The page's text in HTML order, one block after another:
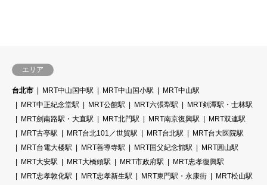
エリア
台北市 MRT中山国中駅 MRT中山国小駅
MRT中山駅
MRT中正紀念堂駅
MRT公館駅 MRT六張犁駅
MRT剣潭駅・士林駅
MRT劍南路駅・大直駅
MRT北門駅 MRT南京復興駅
MRT双連駅
MRT古亭駅
MRT台北101／世貿駅 MRT台北駅
MRT台大医院駅
MRT台電大楼駅
MRT善導寺駅 MRT国父紀念館駅
MRT圓山駅
MRT大安駅
MRT大橋頭駅 MRT市政府駅
MRT忠孝復興駅
MRT忠孝敦化駅
MRT忠孝新生駅 MRT東門駅・永康街
MRT松山駅